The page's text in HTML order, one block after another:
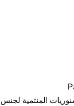
المنتمية لجنس